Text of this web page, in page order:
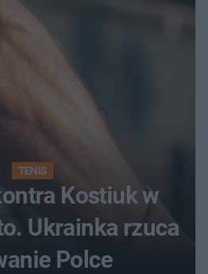
TENIS
Kostiuk w
Ukrainka rzuca
Polce